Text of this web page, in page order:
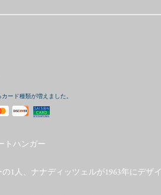
ード種類が増えました。
トハンガー
1人、ナナディッツェルが1963年にデザ